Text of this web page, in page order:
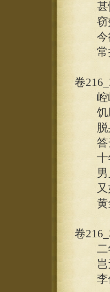
甚愧
窃效
今欲
常拟
卷
崆峒
饥鹰
脱身
答云
十年
男儿
又如
黄尘
卷
二年
岂无
李侯